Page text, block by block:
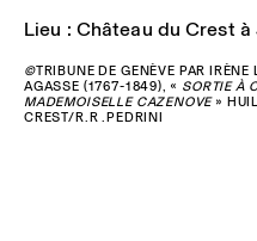
Lieu : Château du Crest à
©TRIBUNE DE GENÈVE PAR
AGASSE (1767-1849), « SORTIE À
MADEMOISELLE CAZENOVE»
CREST/R.R .PEDRINI